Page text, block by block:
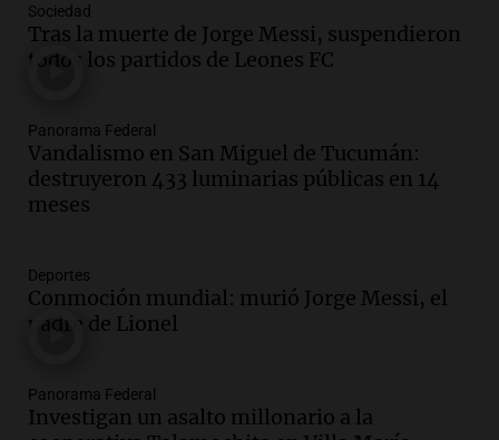
Episodios
Audio.La inflación en Buenos Aires se
acelera con un 2,9% en julio, según
Panorama Federal
Episodios
Audio.La justicia niega pedido de
Facundo Moyano para levantar
Episodios
Audio.La inflación en Buenos Aires se
acelera al 2,9% en julio y anticipa datos
Panorama Federal
Episodios
Sociedad
Tras la muerte de Jorge Messi, suspendieron
todos los partidos de Leones FC
Panorama Federal
Vandalismo en San Miguel de Tucumán:
destruyeron 433 luminarias públicas en 14
meses
Deportes
Conmoción mundial: murió Jorge Messi, el
padre de Lionel
Panorama Federal
Investigan un asalto millonario a la